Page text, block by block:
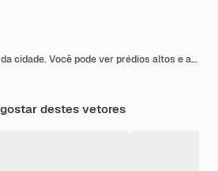
Fundo roxo escuro da cidade. Você pode ver prédios altos e apartamentos.
destes vetores